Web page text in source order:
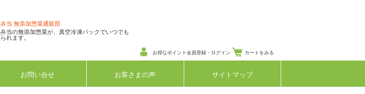
当 無添加惣菜通販部
当の無添加惣菜が、真空冷凍パックでいつでも
れます。
お得なポイント会員登録・ログイン カートをみる
お問い合せ お客さまの声 サイトマップ